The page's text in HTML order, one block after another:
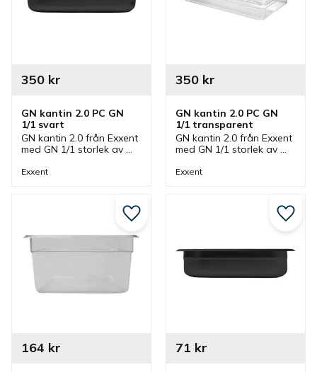
GN kantin 2.0 PC GN
1/1 svart
GN kantin 2.0 från Exxent
med GN 1/1 storlek av
finns i olika höjder. En
350kr
Exxent
GN kantin 2.0 PC GN
1/1 transparent
GN kantin 2.0 från Exxent
med GN 1/1 storlek av
transparent som finns i
350kr
Exxent
164 kr
Lägg till i favoriter
71 kr
Lägg